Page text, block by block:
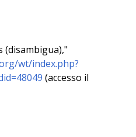
wt/index.php?
(accesso il